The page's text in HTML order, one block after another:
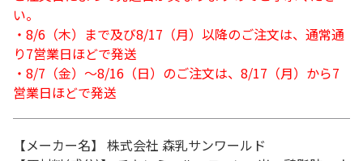
い。
・8/6（木）まで及び8/17（月）以降のご注文は、通常通
り7営業日ほどで発送
・8/7（金）～8/16（日）のご注文は、8/17（月）から7
営業日ほどで発送
【メーカー名】 株式会社 森乳サンワールド